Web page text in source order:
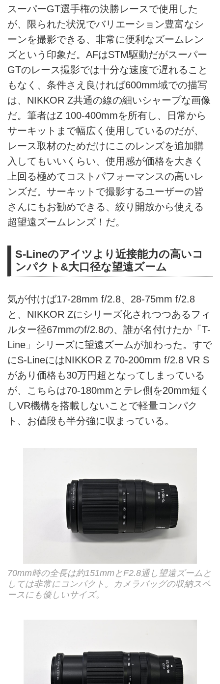
スーパーGT選手権の決勝レースで使用した
が、限られた状況でバリエーション豊富なシ
ーンを撮影できる、非常に便利なズームレン
ズという印象だ。AFはSTM駆動だがスーパー
GTのレース撮影では十分な速度で遅れること
もなく、条件さえ良ければ600mm域での描写
は、NIKKOR Z共通の線の細いシャープな画像
だ。筆者はZ 100-400mmを所有し、日常から
サーキットまで幅広く使用しているのだが、
レース取材のためだけにこのレンズを追加購
入してもいいくらい、使用感が価格を大きく
上回る極めてコストパフォーマンスの高いレ
ンズだ。サーキットで撮影するユーザーの皆
さんにもお勧めできる、絞り開放から使える
超望遠ズームレンズ！だ。
S-Lineのアイツより近接能力の高いコ
ンパクト&大口径な望遠ズーム
気が付けば17-28mm f/2.8、28-75mm f/2.8
と、NIKKOR Zにシリーズ化されつつあるフィ
ルター径67mmのf/2.8の、誰が名付けたか「T-
Line」シリーズに望遠ズームが加わった。すで
にS-LineにはNIKKOR Z 70-200mm f/2.8 VR S
があり価格も30万円超となってしまっている
が、こちらは70-180mmとテレ側を20mm短く
しVR機構を搭載しないことで軽量コンパク
ト、お値段も半分強に収まっている。
70mm時の全長は約151mmとF2.8通し望遠ズームと
しては非常にコンパクト。カメラバッグの収納スペ
ースにも優しいサイズ。